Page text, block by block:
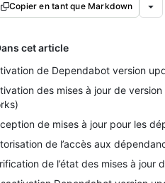
Copier en tant que Markdown
cet article
de Dependabot version
des mises à jour de
de mises à jour pour les
de l’accès aux
de l’état des mises à jour